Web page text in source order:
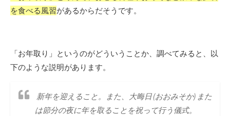
を食べる風習があるからだそうです。
「お年取り」というのがどういうことか、調べてみると、以
下のような説明があります。
新年を迎えること。また、大晦日 (おおみそか) また
は節分の夜に年を取ることを祝って行う儀式。